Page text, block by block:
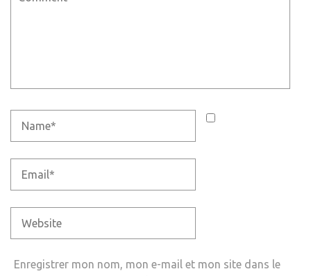
Enregistrer mon nom, mon e-mail et mon site dans le